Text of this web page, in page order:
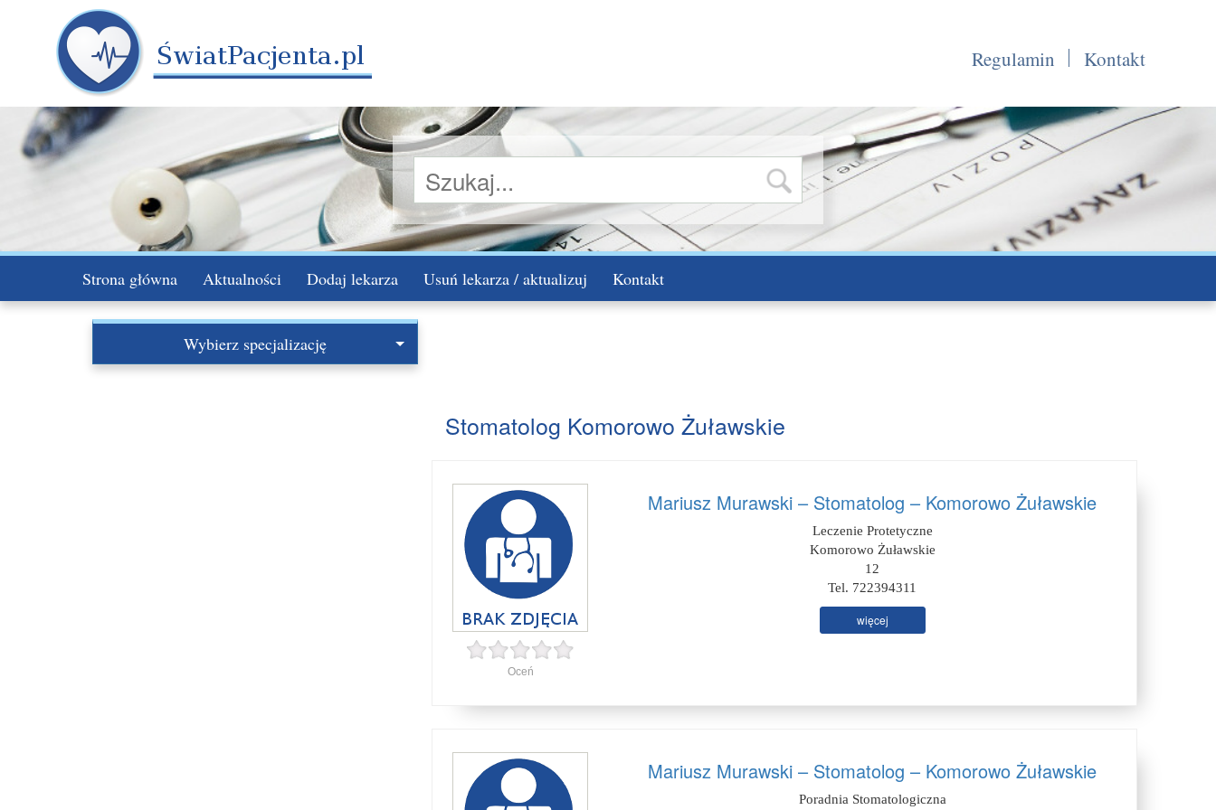
Regulamin Kontakt
Strona główna Aktualności Dodaj lekarza Usuń lekarza / aktualizuj Kontakt
Wybierz specjalizację
Stomatolog Komorowo Żuławskie
Oceń
Mariusz Murawski – Stomatolog – Komorowo Żuławskie
Leczenie Protetyczne
Komorowo Żuławskie
12
Tel. 722394311
więcej
Mariusz Murawski – Stomatolog – Komorowo Żuławskie
Poradnia Stomatologiczna